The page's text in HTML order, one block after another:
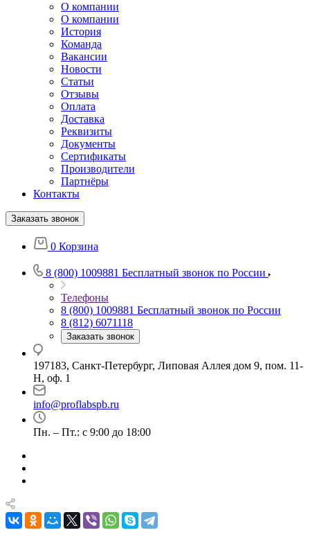
О компании
О компании
История
Команда
Вакансии
Новости
Статьи
Отзывы
Оплата
Доставка
Реквизиты
Документы
Сертификаты
Производители
Партнёры
Контакты
Заказать звонок
0 Корзина
8 (800) 1009881 Бесплатный звонок по России
Телефоны
8 (800) 1009881 Бесплатный звонок по России
8 (812) 6071118
Заказать звонок
197183, Санкт-Петербург, Липовая Аллея дом 9, пом. 11-
Н, оф. 1
info@proflabspb.ru
Пн. – Пт.: с 9:00 до 18:00